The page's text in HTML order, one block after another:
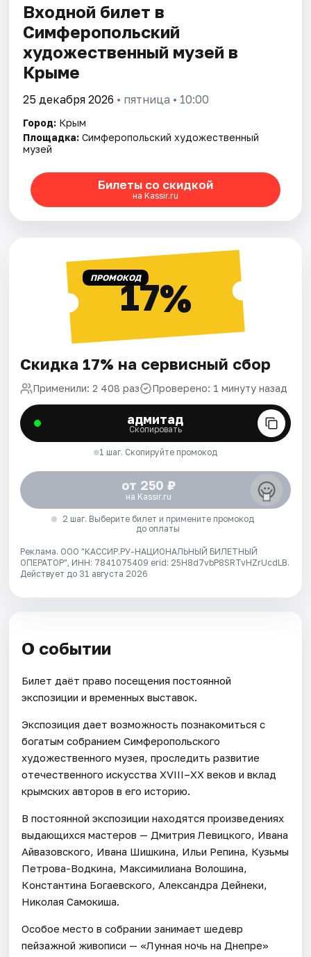
Входной билет в
Симферопольский
художественный музей в
Крыме
25 декабря 2026 • пятница • 10:00
Город: Крым
Площадка: Симферопольский художественный
музей
Билеты со скидкой
на Kassir.ru
ПРОМОКОД17%
Скидка 17% на сервисный сбор
Применили: 2 408 раз Проверено: 1 минуту назад
адмитад
Скопировать
1 шаг. Скопируйте промокод
от 250 ₽
на Kassir.ru
2 шаг. Выберите билет и примените промокод
до оплаты
Реклама. ООО "КАССИР.РУ-НАЦИОНАЛЬНЫЙ БИЛЕТНЫЙ
ОПЕРАТОР", ИНН: 7841075409 erid: 25H8d7vbP8SRTvHZrUcdLB.
Действует до 31 августа 2026
О событии
Билет даёт право посещения постоянной
экспозиции и временных выставок.
Экспозиция дает возможность познакомиться с
богатым собранием Симферопольского
художественного музея, проследить развитие
отечественного искусства XVIII–ХХ веков и вклад
крымских авторов в его историю.
В постоянной экспозиции находятся произведениях
выдающихся мастеров — Дмитрия Левицкого, Ивана
Айвазовского, Ивана Шишкина, Ильи Репина, Кузьмы
Петрова-Водкина, Максимилиана Волошина,
Константина Богаевского, Александра Дейнеки,
Николая Самокиша.
Особое место в собрании занимает шедевр
пейзажной живописи — «Лунная ночь на Днепре»